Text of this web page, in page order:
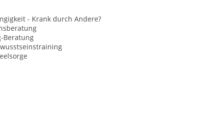
- Krank durch Andere?
Beratung